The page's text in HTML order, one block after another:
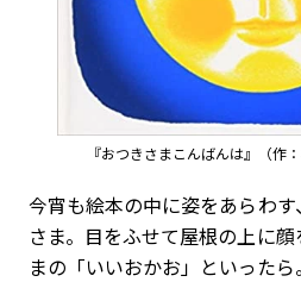
『おつきさまこんばんは』（作
今宵も絵本の中に姿をあらわ
さま。目をふせて屋根の上に
まの「いいおかお」といったら。